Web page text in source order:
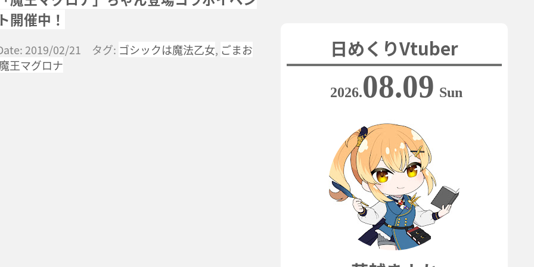
開催中！
2019/02/21 タグ: ゴシックは魔法乙女, ごまお
王マグロナ
日めくりVtuber
2026.08.09 Sun